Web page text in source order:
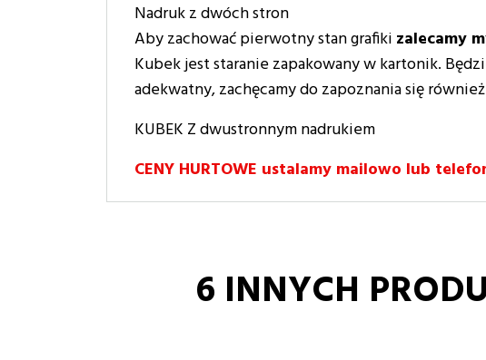
Nadruk z dwóch stron
Aby zachować pierwotny stan grafiki zalecamy
Kubek jest staranie zapakowany w kartonik.
adekwatny, zachęcamy do zapoznania się
KUBEK Z dwustronnym nadrukiem
CENY HURTOWE ustalamy mailowo lub
6 INNYCH